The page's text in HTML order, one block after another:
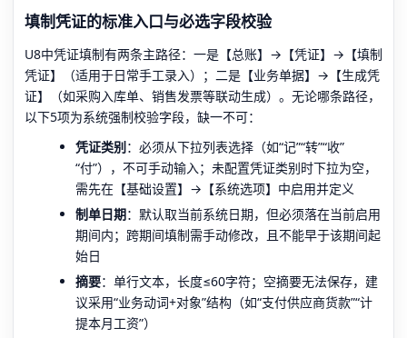
填制凭证的标准入口与必选字段校验
U8中凭证填制有两条主路径：一是【总账】→【凭证】→【填制
凭证】（适用于日常手工录入）；二是【业务单据】→【生成凭
证】（如采购入库单、销售发票等联动生成）。无论哪条路径，
以下5项为系统强制校验字段，缺一不可：
凭证类别：必须从下拉列表选择（如“记”“转”“收”
“付”），不可手动输入；未配置凭证类别时下拉为空，
需先在【基础设置】→【系统选项】中启用并定义
制单日期：默认取当前系统日期，但必须落在当前启用
期间内；跨期间填制需手动修改，且不能早于该期间起
始日
摘要：单行文本，长度≤60字符；空摘要无法保存，建
议采用“业务动词+对象”结构（如“支付供应商货款”“计
提本月工资”）